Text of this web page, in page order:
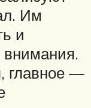
Им
и
внимания.
главное —